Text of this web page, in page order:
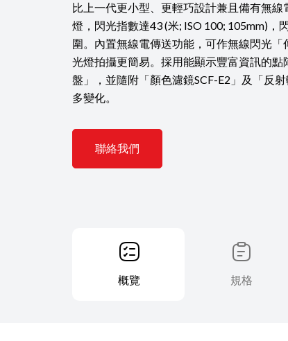
比上一代更小型、更輕巧設計兼且備有無
燈，閃光指數達43 (米; ISO 100; 105mm)，
圍。內置無線電傳送功能，可作無線閃光
光燈拍攝更簡易。採用能顯示豐富資訊的
盤」，並隨附「顏色濾鏡SCF-E2」及「反
多變化。
聯絡我們
概覽 規格